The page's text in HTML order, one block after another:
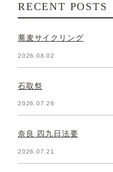
RECENT POSTS
蕎麦サイクリング
2026.08.02
石取祭
2026.07.26
奈良 四九日法要
2026.07.21